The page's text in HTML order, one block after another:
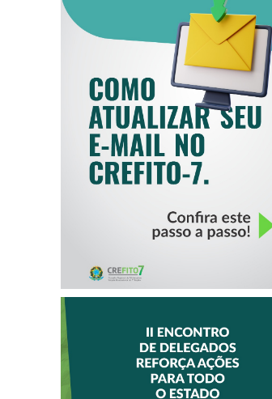
COMO ATUALIZAR
SEU E-MAIL NO
CREFITO-7
II ENCONTRO DE